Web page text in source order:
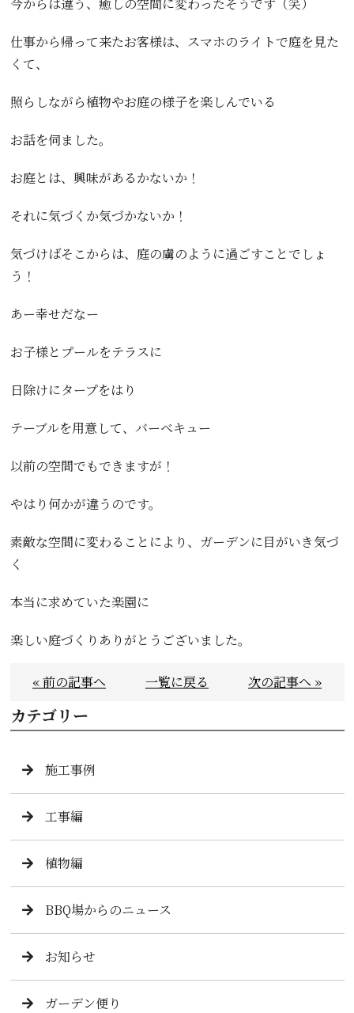
仕事から帰って来たお客様は、スマホのライトで庭を見た
くて、
照らしながら植物やお庭の様子を楽しんでいる
お話を伺ました。
お庭とは、興味があるかないか！
それに気づくか気づかないか！
気づけばそこからは、庭の虜のように過ごすことでしょ
う！
あー幸せだなー
お子様とプールをテラスに
日除けにタープをはり
テーブルを用意して、バーベキュー
以前の空間でもできますが！
やはり何かが違うのです。
素敵な空間に変わることにより、ガーデンに目がいき気づ
く
本当に求めていた楽園に
楽しい庭づくりありがとうございました。
« 前の記事へ 一覧に戻る 次の記事へ »
カテゴリー
施工事例
工事編
植物編
BBQ場からのニュース
お知らせ
ガーデン便り